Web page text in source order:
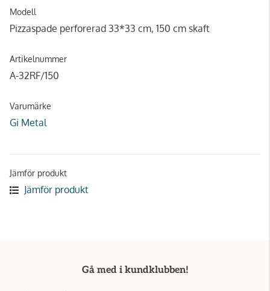
Modell
Pizzaspade perforerad 33*33 cm, 150 cm skaft
Artikelnummer
A-32RF/150
Varumärke
Gi Metal
Jämför produkt
Jämför produkt
Gå med i kundklubben!